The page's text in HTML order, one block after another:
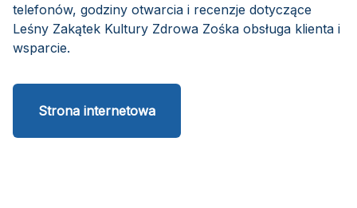
telefonów, godziny otwarcia i recenzje dotyczące
Leśny Zakątek Kultury Zdrowa Zośka obsługa klienta i
wsparcie.
Strona internetowa